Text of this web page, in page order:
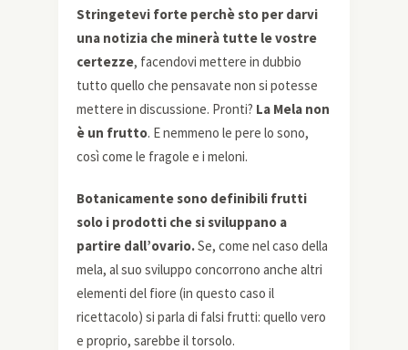
Stringetevi forte perchè sto per darvi
una notizia che minerà tutte le vostre
certezze, facendovi mettere in dubbio
tutto quello che pensavate non si potesse
mettere in discussione. Pronti? La Mela non
è un frutto. E nemmeno le pere lo sono,
così come le fragole e i meloni.
Botanicamente sono definibili frutti
solo i prodotti che si sviluppano a
partire dall’ovario.Se, come nel caso della
mela, al suo sviluppo concorrono anche altri
elementi del fiore (in questo caso il
ricettacolo) si parla di falsi frutti: quello vero
e proprio, sarebbe il torsolo.